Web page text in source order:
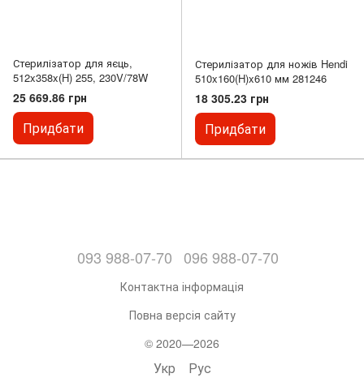
Стерилізатор для яєць,
512x358x(H) 255, 230V/78W
25 669.86 грн
Придбати
Стерилізатор для ножів Hendi
510x160(H)x610 мм 281246
18 305.23 грн
Придбати
093 988-07-70 096 988-07-70
Контактна інформація
Повна версія сайту
© 2020—2026
Укр Рус